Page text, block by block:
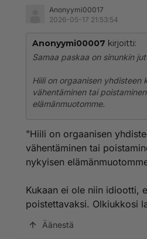
myös tarkoitetaan sitä,
ymmärtäisi. Siinä
ilmaisuita, joita minäkin käytän.
Anonyymi00017
2026-05-17 21:53:54
Anonyymi00007 kirjoitti:
Samaa paskaa on sinunkin
Hiili on orgaanisen yhdisteen
vähentäminen tai
elämänmuotomme.
"Hiili on orgaanisen
vähentäminen tai
nykyisen
Kukaan ei ole niin idiootti,
poistettavaksi. Olkiukkosi
Äänestä